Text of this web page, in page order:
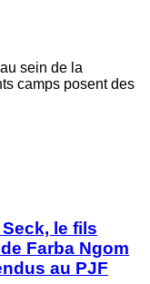
sein de la
camps posent des
le fils
Farba Ngom
au PJF